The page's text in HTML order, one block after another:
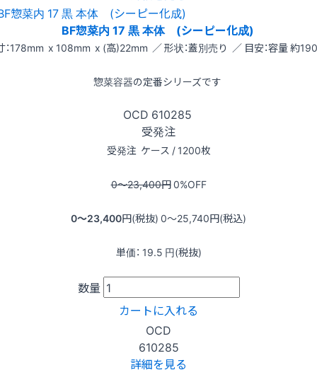
BF惣菜内 17 黒 本体 (シーピー化成)
：178mm x 108mm x (高)22mm ／ 形状：蓋別売り ／ 目安：容量 約
惣菜容器の定番シリーズです
OCD 610285
受発注
受発注 ケース / 1200枚
0〜23,400円0%OFF
0〜23,400円(税抜) 0〜25,740円(税込)
単価： 19.5 円(税抜)
数量
カートに入れる
OCD
610285
詳細を見る